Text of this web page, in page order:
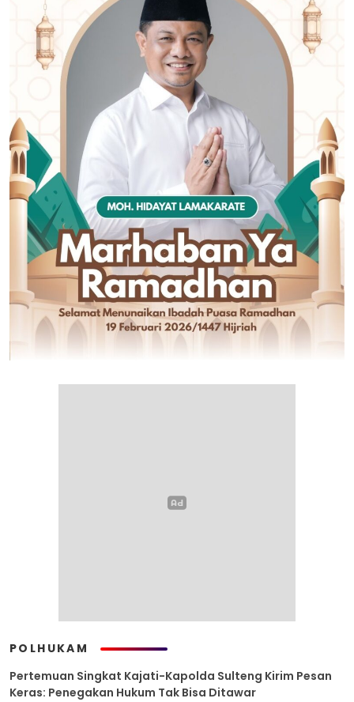
POLHUKAM
Pertemuan Singkat Kajati-Kapolda Sulteng Kirim Pesan
Keras: Penegakan Hukum Tak Bisa Ditawar